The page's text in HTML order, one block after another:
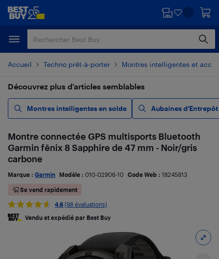
Passer
principal
Passer
Accueil Techno prêt-à-porter Montres intelligentes et
Découvrez plus d’articles semblables
Montres intelligentes en solde Aubaines d'Entrepôt
Montre connectée GPS multisports Bluetooth
Garmin fēnix 8 Sapphire de 47 mm - Noir/gris
carbone
Marque : Garmin Modèle : 010-02906-10 Code Web : 18245813
Se vend rapidement
4.6 (98 évaluations)
Vendu et expédié par Best Buy